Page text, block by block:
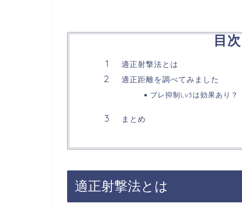
目次
適正射撃法とは
適正距離を調べてみました
ブレ抑制Lv3は効果あり？
まとめ
適正射撃法とは